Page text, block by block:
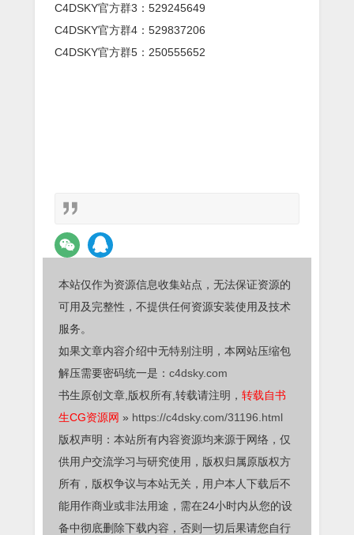
C4DSKY官方群3：529245649
C4DSKY官方群4：529837206
C4DSKY官方群5：250555652
本站仅作为资源信息收集站点，无法保证资源的
可用及完整性，不提供任何资源安装使用及技术
服务。
如果文章内容介绍中无特别注明，本网站压缩包
解压需要密码统一是： c4dsky.com
书生原创文章,版权所有,转载请注明， 转载自书
生CG资源网 » https://c4dsky.com/31196.html
版权声明：本站所有内容资源均来源于网络，仅
供用户交流学习与研究使用，版权归属原版权方
所有，版权争议与本站无关，用户本人下载后不
能用作商业或非法用途，需在24小时内从您的设
备中彻底删除下载内容，否则一切后果请您自行